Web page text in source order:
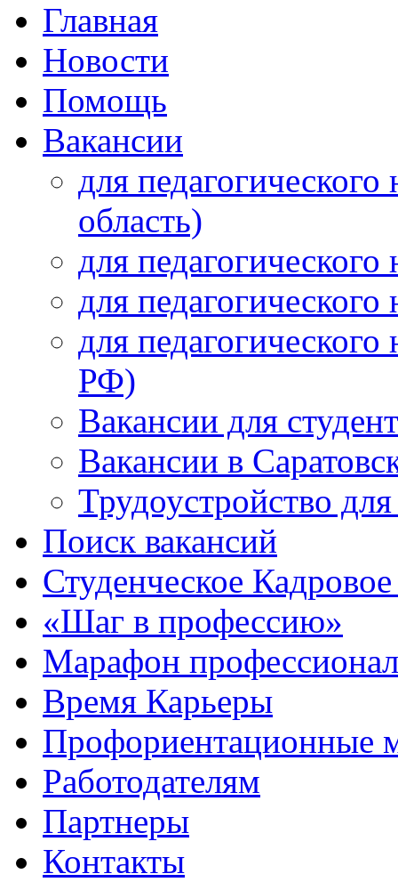
Главная
Новости
Помощь
Вакансии
для
область)
для
для
для
РФ)
Вакансии для
Вакансии в
Трудоустройство
Поиск вакансий
Студенческое Кадровое
«Шаг в профессию»
Марафон
Время Карьеры
Профориентационные
Работодателям
Партнеры
Контакты